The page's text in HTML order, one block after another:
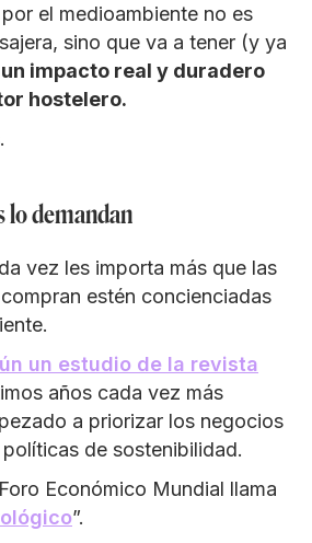
el medioambiente no es
sino que va a tener (y ya
un impacto real y duradero
hostelero.
lo demandan
vez les importa más que las
estén concienciadas
un estudio de la revista
años cada vez más
a priorizar los negocios
de sostenibilidad.
Económico Mundial llama
”.